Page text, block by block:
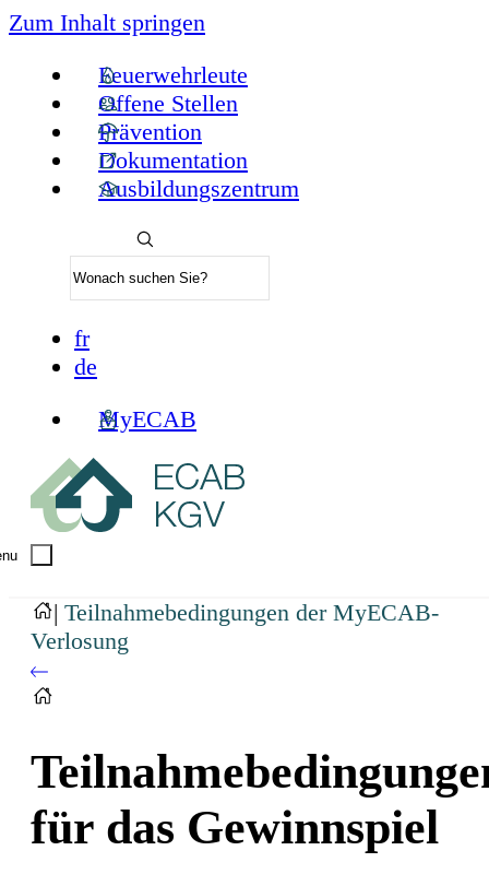
Zum Inhalt springen
Feuerwehrleute
Offene Stellen
Prävention
Dokumentation
Ausbildungszentrum
fr
de
MyECAB
| Teilnahmebedingungen der MyECAB-
Verlosung
für das Gewinnspiel